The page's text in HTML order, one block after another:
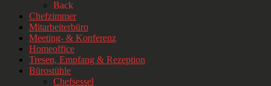
Back
Chefzimmer
Mitarbeiterbüro
Meeting- & Konferenz
Homeoffice
Tresen, Empfang & Rezeption
Bürostühle
Chefsessel